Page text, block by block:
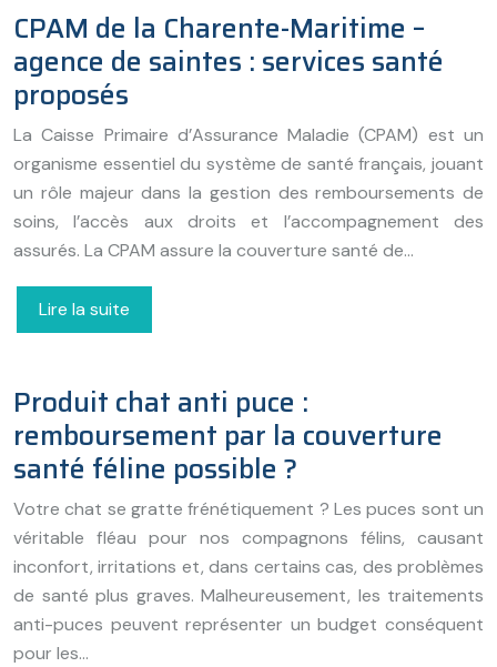
CPAM de la Charente-Maritime –
agence de saintes : services santé
proposés
La Caisse Primaire d’Assurance Maladie (CPAM) est un
organisme essentiel du système de santé français, jouant
un rôle majeur dans la gestion des remboursements de
soins, l’accès aux droits et l’accompagnement des
assurés. La CPAM assure la couverture santé de…
Lire la suite
Produit chat anti puce :
remboursement par la couverture
santé féline possible ?
Votre chat se gratte frénétiquement ? Les puces sont un
véritable fléau pour nos compagnons félins, causant
inconfort, irritations et, dans certains cas, des problèmes
de santé plus graves. Malheureusement, les traitements
anti-puces peuvent représenter un budget conséquent
pour les…